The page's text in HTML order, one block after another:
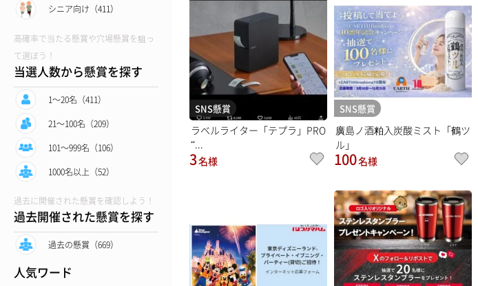
シニア向け（411）
高確率で当たる懸賞や穴場懸賞を狙っ
て選ぼう！
当選人数から懸賞を探す
1〜20名（411）
21〜100名（209）
101〜999名（106）
1000名以上（52）
過去に開催された懸賞を確認しよう！
過去開催された懸賞を探す
過去の懸賞（669）
人気ワード
SNS懸賞
ラベルライター「テプラ」PRO
“...
3名様
SNS懸賞
廣島ノ酒粕入炭酸ミスト「鶴ツ
ル」
100名様